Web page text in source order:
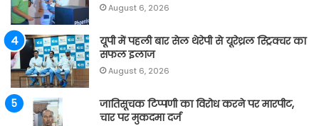
August 6, 2026
यूपी में पहली बार सेल थेरेपी से यूरेथ्रल स्ट्रिक्चर का
सफल इलाज
August 6, 2026
जातिसूचक टिप्पणी का विरोध करने पर मारपीट,
चार पर मुकदमा दर्ज